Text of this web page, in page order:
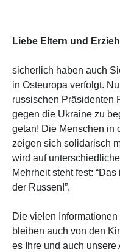
Liebe Eltern und
sicherlich haben auch
in Osteuropa verfolgt.
russischen Präsidenten
gegen die Ukraine zu
getan! Die Menschen in
zeigen sich solidarisch
wird auf
Mehrheit steht fest:
der Russen!”.
Die vielen
bleiben auch von den
es Ihre und auch